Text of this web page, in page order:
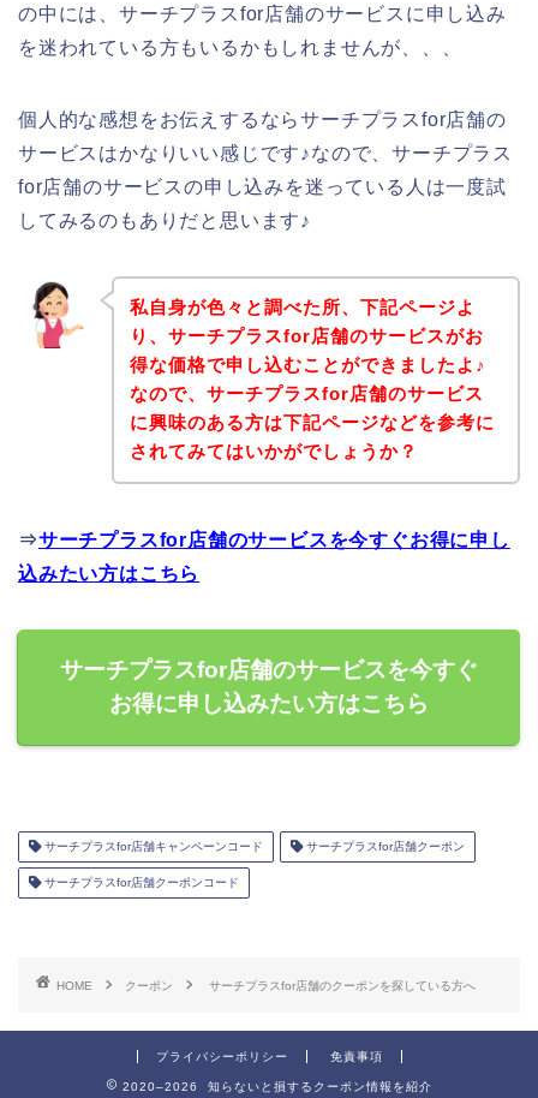
の中には、サーチプラスfor店舗のサービスに申し込み
を迷われている方もいるかもしれませんが、、、
個人的な感想をお伝えするならサーチプラスfor店舗の
サービスはかなりいい感じです♪なので、サーチプラス
for店舗のサービスの申し込みを迷っている人は一度試
してみるのもありだと思います♪
私自身が色々と調べた所、下記ページよ
り、サーチプラスfor店舗のサービスがお
得な価格で申し込むことができましたよ♪
なので、サーチプラスfor店舗のサービス
に興味のある方は下記ページなどを参考に
されてみてはいかがでしょうか？
⇒サーチプラスfor店舗のサービスを今すぐお得に申し
込みたい方はこちら
サーチプラスfor店舗のサービスを今すぐ
お得に申し込みたい方はこちら
サーチプラスfor店舗キャンペーンコード サーチプラスfor店舗クーポン
サーチプラスfor店舗クーポンコード
HOME クーポン サーチプラスfor店舗のクーポンを探している方へ
プライバシーポリシー 免責事項
2020–2026 知らないと損するクーポン情報を紹介